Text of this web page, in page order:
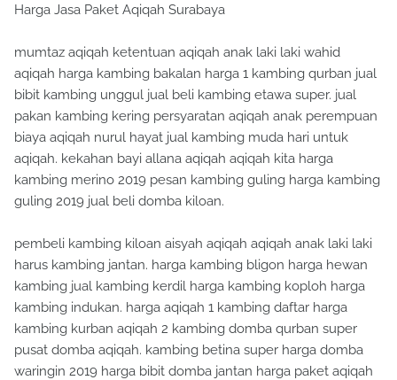
Harga Jasa Paket Aqiqah Surabaya
mumtaz aqiqah ketentuan aqiqah anak laki laki wahid
aqiqah harga kambing bakalan harga 1 kambing qurban jual
bibit kambing unggul jual beli kambing etawa super. jual
pakan kambing kering persyaratan aqiqah anak perempuan
biaya aqiqah nurul hayat jual kambing muda hari untuk
aqiqah. kekahan bayi allana aqiqah aqiqah kita harga
kambing merino 2019 pesan kambing guling harga kambing
guling 2019 jual beli domba kiloan.
pembeli kambing kiloan aisyah aqiqah aqiqah anak laki laki
harus kambing jantan. harga kambing bligon harga hewan
kambing jual kambing kerdil harga kambing koploh harga
kambing indukan. harga aqiqah 1 kambing daftar harga
kambing kurban aqiqah 2 kambing domba qurban super
pusat domba aqiqah. kambing betina super harga domba
waringin 2019 harga bibit domba jantan harga paket aqiqah